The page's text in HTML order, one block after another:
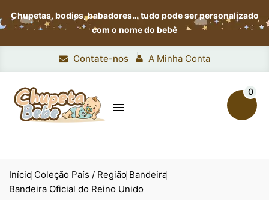
Chupetas, bodies, babadores…tudo pode ser personalizado
com o nome do bebê
Contate-nos A Minha Conta

0
Início Coleção País / Região Bandeira
Bandeira Oficial do Reino Unido